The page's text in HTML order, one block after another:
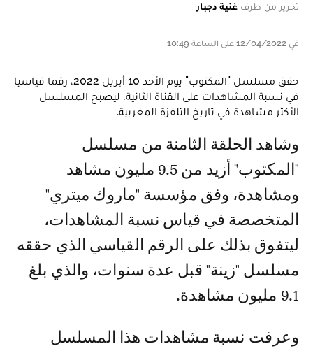
تحرير من طرف غنية دجبار
في 12/04/2022 على الساعة 10:49
حقق مسلسل "المكتوب" يوم الأحد 10 أبريل 2022، رقما قياسيا
في نسبة المشاهدات على القناة الثانية، ليصبح المسلسل
الأكثر مشاهدة في تاريخ التلفزة المغربية.
وشاهد الحلقة الثامنة من مسلسل
"المكتوب" أزيد من 9.5 مليون مشاهد
ومشاهدة، وفق مؤسسة "ماروك ميتري"
المتخصصة في قياس نسبة المشاهدات،
ليتفوق بذلك على الرقم القياسي الذي حققه
مسلسل "زينة" قبل عدة سنوات، والذي بلغ
9.1 مليون مشاهدة.
وعرفت نسبة مشاهدات هذا المسلسل